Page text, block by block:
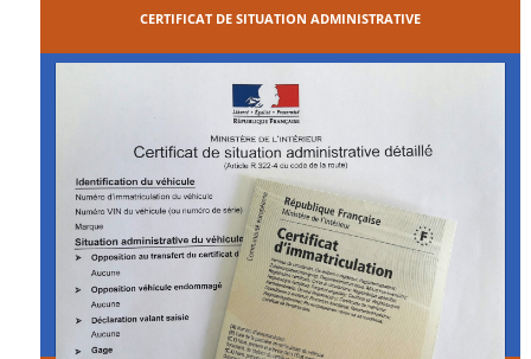
CERTIFICAT DE SITUATION ADMINISTRATIVE